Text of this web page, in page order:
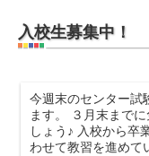
入校生募集中！
今週末のセンター試
ます。 ３月末まで
しょう♪ 入校から卒
わせて教習を進め